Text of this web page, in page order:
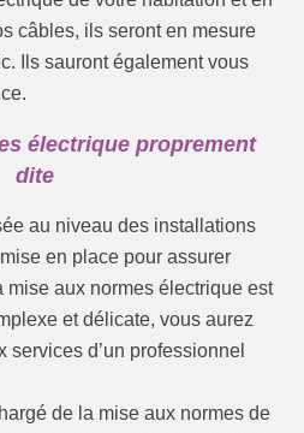
câbles, ils seront en mesure
Ils sauront également vous
électrique proprement
dite
au niveau des installations
en place pour assurer
mise aux normes électrique est
et délicate, vous aurez
services d’un professionnel
de la mise aux normes de